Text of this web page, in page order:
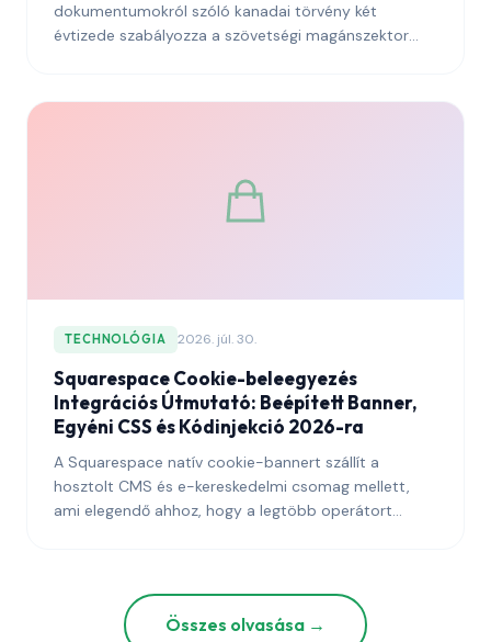
dokumentumokról szóló kanadai törvény két
évtizede szabályozza a szövetségi magánszektor
érvényű keretrendszer marad. Ez az útmutató
Biztos Hivatala ezeket a követelményeket az idők
során, és hogyan lép kölcsönhatásba a rendszer
Québec 25. törvényével és a javasolt szövetségi
TECHNOLÓGIA 2026. júl. 30.
Squarespace Cookie-beleegyezés
Integrációs Útmutató: Beépített Banner,
Egyéni CSS és Kódinjekció 2026-ra
A Squarespace natív cookie-bannert szállít a
hosztolt CMS és e-kereskedelmi csomag mellett,
ami elegendő ahhoz, hogy a legtöbb operátort
származó widgetek és a kódinjekciós pontok
mindegyike szándékos kezelést igényel ahhoz, hogy
Összes olvasása →